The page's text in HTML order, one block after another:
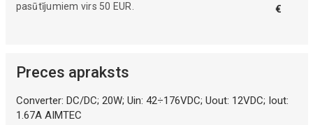
pasūtījumiem virs 50 EUR.
€
Preces apraksts
Converter: DC/DC; 20W; Uin: 42÷176VDC; Uout: 12VDC; Iout:
1.67A AIMTEC